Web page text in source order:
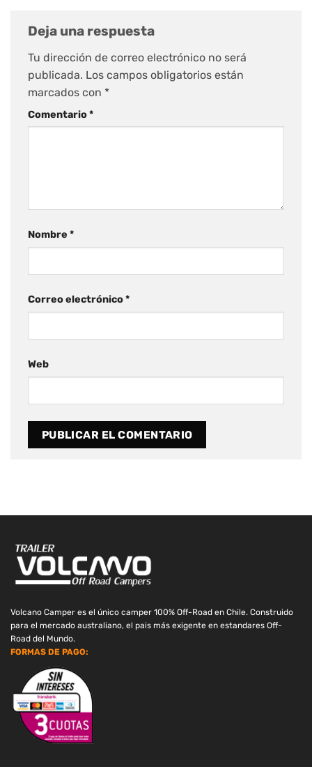
Deja una respuesta
Tu dirección de correo electrónico no será
publicada. Los campos obligatorios están
marcados con *
Comentario*
Nombre *
Correo electrónico*
Web
Volcano Camper es el único camper 100% Off-Road en Chile. Construido
para el mercado australiano, el pais más exigente en estandares Off-
Road del Mundo.
FORMAS DE PAGO: